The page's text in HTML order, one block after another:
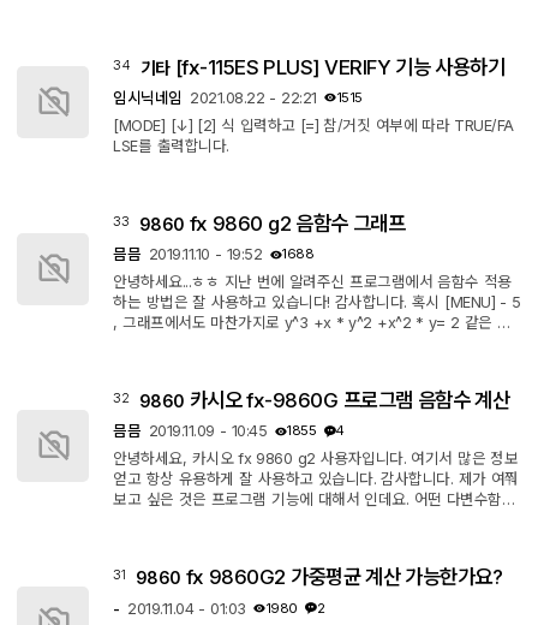
사용되는 CPU가 다르므로, 프로그램이 동작하지 않을 수 있습니
다. 0. FA-124 프로그램을 계산기에 넣고 뺄 때 쓰는 프로그램입
니다. 다운로드 https:...
34 기타 [fx-115ES PLUS] VERIFY 기능 사용하기
임시닉네임 2021.08.22 - 22:21 1515
[MODE] [↓] [2] 식 입력하고 [=] 참/거짓 여부에 따라 TRUE/FA
LSE를 출력합니다.
33 9860 fx 9860 g2 음함수 그래프
믐믐 2019.11.10 - 19:52 1688
안녕하세요...ㅎㅎ 지난 번에 알려주신 프로그램에서 음함수 적용
하는 방법은 잘 사용하고 있습니다! 감사합니다. 혹시 [MENU] - 5
, 그래프에서도 마찬가지로 y^3 +x * y^2 +x^2 * y= 2 같은 음
32 9860 카시오 fx-9860G 프로그램 음함수 계산
믐믐 2019.11.09 - 10:45 1855 4
안녕하세요, 카시오 fx 9860 g2 사용자입니다. 여기서 많은 정보
얻고 항상 유용하게 잘 사용하고 있습니다. 감사합니다. 제가 여쭤
보고 싶은 것은 프로그램 기능에 대해서 인데요. 어떤 다변수함수
>A "B"?->B A^2 + 3B -> X ( X=f(A, B) 의 꼴인 양함수) 이런
식으로 양함수면 X값을 바로 구하기가 간편한데 예를 들어, "A"?
31 9860 fx 9860G2 가중평균 계산 가능한가요?
- 2019.11.04 - 01:03 1980 2